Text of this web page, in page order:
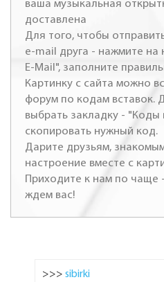
ваша музыкальная
доставлена
Для того, чтобы
e-mail друга - нажмите на
E-Mail", заполните
Картинку с сайта можно
форум по кодам вставок.
выбрать закладку - "Коды
скопировать нужный код.
Дарите друзьям,
настроение вместе с
Приходите к нам по чаще
ждем вас!
>>> sibirki